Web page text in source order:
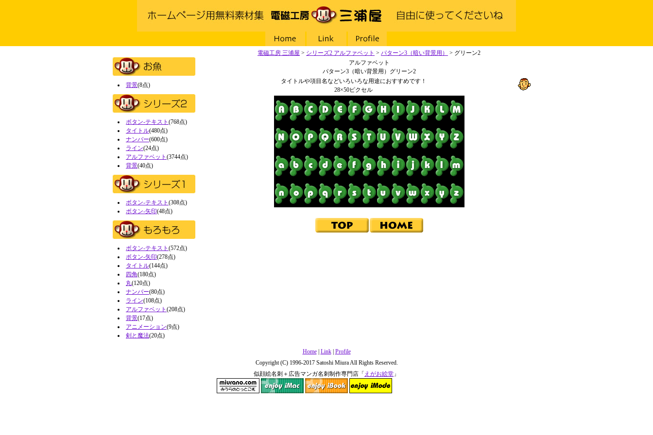
電磁工房 三浦屋
Home Link Profile
背景(8点)
ボタン-テキスト (768点)
タイトル(480点)
ナンバー(600点)
ライン(24点)
アルファベット (3744点)
背景(40点)
ボタン-テキスト (308点)
ボタン-矢印(48点)
ボタン-テキスト (572点)
ボタン-矢印(278点)
タイトル(144点)
四角(180点)
丸(120点)
ナンバー(80点)
ライン(108点)
アルファベット (208点)
背景(17点)
アニメーション(9点)
剣と魔法(20点)
電磁工房 三浦屋 > シリーズ2 アルファベット > パターン3（暗い背景用）
> グリーン2
アルファベット
パターン3（暗い背景用）グリーン2
タイトルや項目名などいろいろな用途におすすめです！
28×50ピクセル
Home| Link| Profile
Copyright (C) 1996-2017 Satoshi Miura All Rights Reserved.
似顔絵名刺＋広告マンガ名刺制作専門店「 えがお絵堂 」